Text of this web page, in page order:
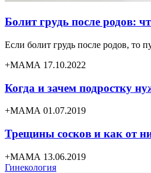
Болит грудь после родов:
Если болит грудь после родов, то
+МАМА 17.10.2022
Когда и зачем подростку
+МАМА 01.07.2019
Трещины сосков и как от
+МАМА 13.06.2019
Гинекология